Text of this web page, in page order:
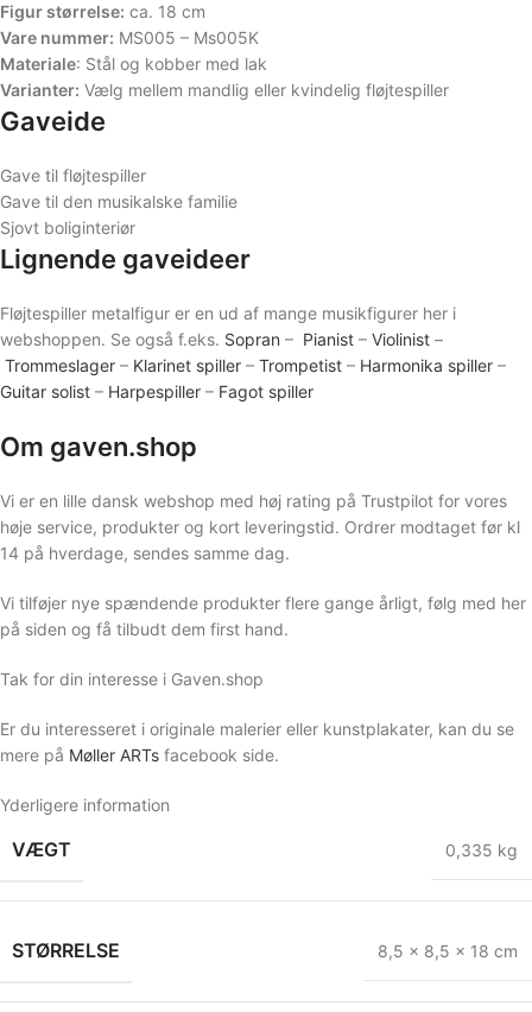
Figur størrelse: ca. 18 cm
Vare nummer: MS005 – Ms005K
Materiale: Stål og kobber med lak
Varianter: Vælg mellem mandlig eller kvindelig fløjtespiller
Gaveide
Gave til fløjtespiller
Gave til den musikalske familie
Sjovt boliginteriør
Lignende gaveideer
Fløjtespiller metalfigur er en ud af mange musikfigurer her i
webshoppen. Se også f.eks. Sopran – Pianist – Violinist –
Trommeslager – Klarinet spiller – Trompetist – Harmonika spiller –
Guitar solist – Harpespiller – Fagot spiller
Om gaven.shop
Vi er en lille dansk webshop med høj rating på Trustpilot for vores
høje service, produkter og kort leveringstid. Ordrer modtaget før kl
14 på hverdage, sendes samme dag.
Vi tilføjer nye spændende produkter flere gange årligt, følg med her
på siden og få tilbudt dem first hand.
Tak for din interesse i Gaven.shop
Er du interesseret i originale malerier eller kunstplakater, kan du se
mere på Møller ARTs facebook side.
Yderligere information
VÆGT 0,335 kg
STØRRELSE 8,5 × 8,5 × 18 cm